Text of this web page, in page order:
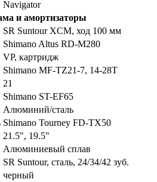
Navigator
и амортизаторы
SR Suntour XCM, ход 100 мм
Shimano Altus RD-M280
VP, картридж
Shimano MF-TZ21-7, 14-28T
21
Shimano ST-EF65
Алюминий/сталь
Shimano Tourney FD-TX50
21.5", 19.5"
Алюминиевый сплав
SR Suntour, сталь, 24/34/42 зуб.
черный